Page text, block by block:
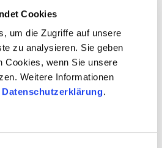
Cookies
um die Zugriffe auf unsere
zu analysieren. Sie geben
Cookies, wenn Sie unsere
Weitere Informationen
Datenschutzerklärung.
wandelbar: Ob sportiv,
oder avantgardistisch – zu
setzen Individualisten mit
starke Akzente. Pretiosen
zwischen klassischer
Ansprüchen an modernes
Strenge mit klaren Formen und
steht bei Ringen, Arm- oder
der ursprünglichen
die Technik des
der Mode schimmern.